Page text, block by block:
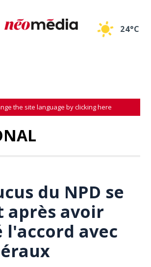
24°C
the site language by clicking here
du NPD se
après avoir
avec